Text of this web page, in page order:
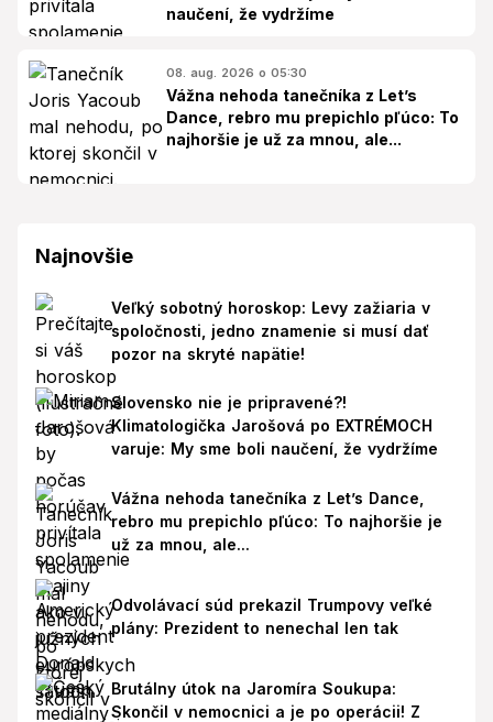
naučení, že vydržíme
08. aug. 2026 o 05:30
Vážna nehoda tanečníka z Let’s
Dance, rebro mu prepichlo pľúco: To
najhoršie je už za mnou, ale...
Najnovšie
Veľký sobotný horoskop: Levy zažiaria v
spoločnosti, jedno znamenie si musí dať
pozor na skryté napätie!
Slovensko nie je pripravené?!
Klimatologička Jarošová po EXTRÉMOCH
varuje: My sme boli naučení, že vydržíme
Vážna nehoda tanečníka z Let’s Dance,
rebro mu prepichlo pľúco: To najhoršie je
už za mnou, ale...
Odvolávací súd prekazil Trumpovy veľké
plány: Prezident to nenechal len tak
Brutálny útok na Jaromíra Soukupa:
Skončil v nemocnici a je po operácii! Z